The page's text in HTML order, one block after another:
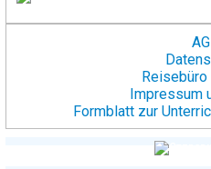
Reisebüro
Impressum
Formblatt zur